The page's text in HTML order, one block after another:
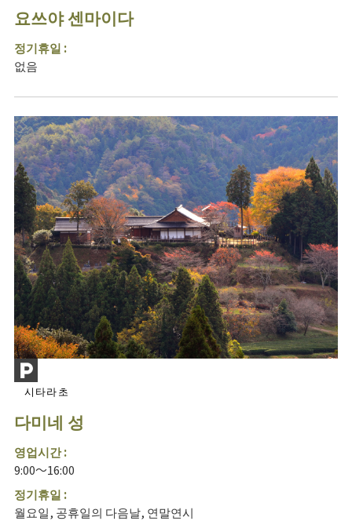
요쓰야 센마이다
정기휴일 :
없음
시타라초
다미네 성
영업시간 :
9:00～16:00
정기휴일 :
월요일, 공휴일의 다음날, 연말연시